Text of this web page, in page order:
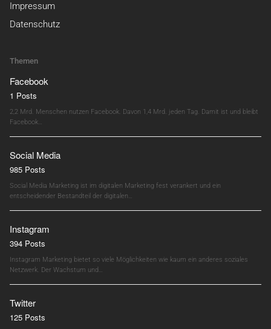
Impressum
Datenschutz
Themen
Facebook
1 Posts
2,2 Mrd. Menschen nutzen Facebook. Davon 1,4 Mrd. jeden Tag. Damit ist und bleibt
Facebook…
Social Media
985 Posts
Social Media Marketing ist im digitalen Marketing fest verankert und ein
entscheidender Bestandteil der digitalen…
Instagram
394 Posts
Instagram Marketing bietet so viele Möglichkeiten wie kaum ein anderes soziales
Netzwerk. Der Wachstum und…
Twitter
125 Posts